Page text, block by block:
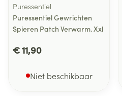
Puressentiel
Puressentiel Gewrichten
Spieren Patch Verwarm. Xxl
€ 11,90
Niet beschikbaar